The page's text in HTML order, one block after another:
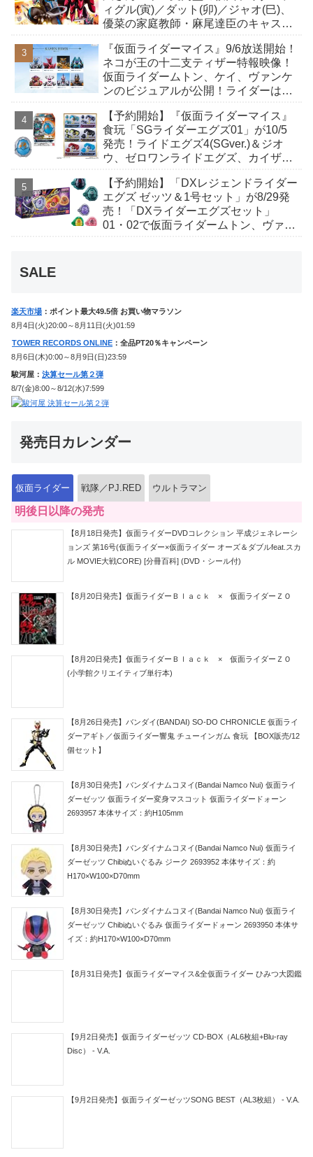
ィグル(寅)／ダット(卯)／ジャオ(巳)、
優菜の家庭教師・麻尾達臣のキャスト
んも変身！
『仮面ライダーマイス』9/6放送開始！
ネコが王の十二支ティザー特報映像！
仮面ライダームトン、ケイ、ヴァンケ
ンのビジュアルが公開！ライダーは子
【予約開始】『仮面ライダーマイス』
食玩「SGライダーエグズ01」が10/5
発売！ライドエグズ4(SGver.)＆ジオ
ウ、ゼロワンライドエグズ、カイザ、
【予約開始】「DXレジェンドライダー
エグズ ゼッツ＆1号セット」が8/29発
売！「DXライダーエグズセット」
01・02で仮面ライダームトン、ヴァン
SALE
楽天市場 ：ポイント最大49.5倍 お買い物マラソン
8月4日(火)20:00～8月11日(火)01:59
TOWER RECORDS ONLINE ：全品PT20％キャンペーン
8月6日(木)0:00～8月9日(日)23:59
駿河屋： 決算セール第２弾
8/7(金)8:00～8/12(水)7:599
発売日カレンダー
仮面ライダー 戦隊／PJ.RED ウルトラマン
明後日以降の発売
【8月18日発売】仮面ライダーDVDコレクション 平成ジェネレーシ
ョンズ 第16号(仮面ライダー×仮面ライダー オーズ＆ダブルfeat.スカ
ル MOVIE大戦CORE) [分冊百科] (DVD・シール付)
【8月20日発売】仮面ライダーＢｌａｃｋ × 仮面ライダーＺＯ
【8月20日発売】仮面ライダーＢｌａｃｋ × 仮面ライダーＺＯ
(小学館クリエイティブ単行本)
【8月26日発売】バンダイ(BANDAI) SO-DO CHRONICLE 仮面ライ
ダーアギト／仮面ライダー響鬼 チューインガム 食玩 【BOX販売/12
個セット】
【8月30日発売】バンダイナムコヌイ(Bandai Namco Nui) 仮面ライ
ダーゼッツ 仮面ライダー変身マスコット 仮面ライダードォーン
2693957 本体サイズ：約H105mm
【8月30日発売】バンダイナムコヌイ(Bandai Namco Nui) 仮面ライ
ダーゼッツ Chibiぬいぐるみ ジーク 2693952 本体サイズ：約
H170×W100×D70mm
【8月30日発売】バンダイナムコヌイ(Bandai Namco Nui) 仮面ライ
ダーゼッツ Chibiぬいぐるみ 仮面ライダードォーン 2693950 本体サ
イズ：約H170×W100×D70mm
【8月31日発売】仮面ライダーマイス&全仮面ライダー ひみつ大図鑑
【9月2日発売】仮面ライダーゼッツ CD-BOX（AL6枚組+Blu-ray
Disc） - V.A.
【9月2日発売】仮面ライダーゼッツSONG BEST（AL3枚組） - V.A.